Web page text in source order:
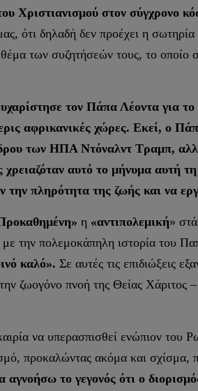
Χριστιανισμού στον σύγχρονο
ότι δηλαδή δεν προέχει η
των συζητήσεών τους, το
τον Πάπα Λέοντα για
αφρικανικές χώρες. Εκεί, ο
των ΗΠΑ Ντόναλντ Τραμπ,
αυτό το μήνυμα αυτή
την πληρότητα της ζωής και να
η «αντιπολεμική»
την πολεμοκάπηλη ιστορία του
καλό». Σε αυτές τις επιδιώξεις
ζωογόνο πνοή της Θείας Χάριτος
να υπερασπισθεί ενώπιον του
προκαλώντας ακόμα και
το γεγονός ότι ο